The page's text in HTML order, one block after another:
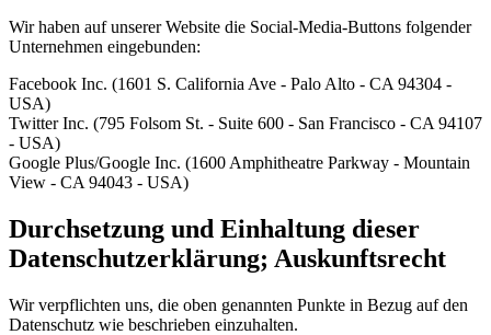
Wir haben auf unserer Website die Social-Media-Buttons folgender
Unternehmen eingebunden:
Facebook Inc. (1601 S. California Ave - Palo Alto - CA 94304 -
USA)
Twitter Inc. (795 Folsom St. - Suite 600 - San Francisco - CA 94107
- USA)
Google Plus/Google Inc. (1600 Amphitheatre Parkway - Mountain
View - CA 94043 - USA)
Durchsetzung und Einhaltung dieser
Datenschutzerklärung; Auskunftsrecht
Wir verpflichten uns, die oben genannten Punkte in Bezug auf den
Datenschutz wie beschrieben einzuhalten.